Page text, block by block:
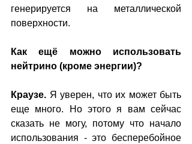
генерируется на металлической
поверхности.
Как ещё можно использовать
нейтрино (кроме энергии)?
Краузе. Я уверен, что их может быть
еще много. Но этого я вам сейчас
сказать не могу, потому что начало
использования - это бесперебойное